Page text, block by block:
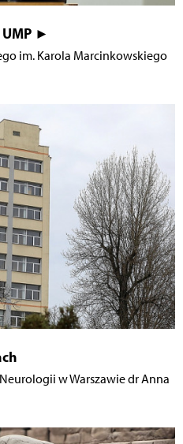
►
im. Karola Marcinkowskiego
w Warszawie dr Anna